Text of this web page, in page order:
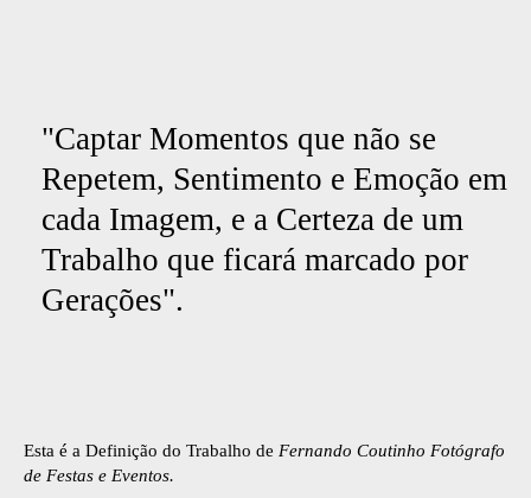
"Captar Momentos que não se
Repetem, Sentimento e Emoção em
cada Imagem, e a Certeza de um
Trabalho que ficará marcado por
Gerações".
Esta é a Definição do Trabalho de Fernando Coutinho Fotógrafo
de Festas e Eventos.